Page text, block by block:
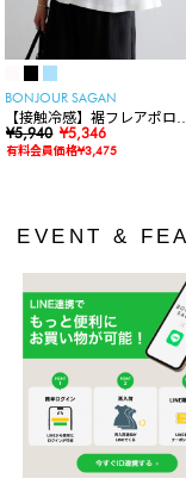
BONJOUR SAGAN
【接触冷感】裾フレアポロシ
ャツ
¥5,940 ¥5,346
有料会員価格¥3,475
EVENT &